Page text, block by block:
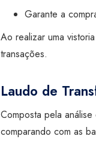
Garante a
Ao realizar uma
transações.
Laudo de
Composta pela
comparando com as